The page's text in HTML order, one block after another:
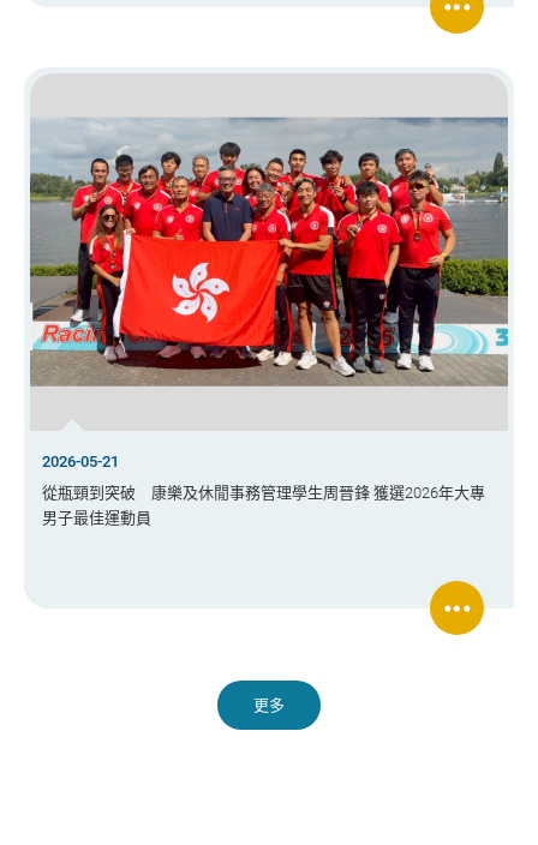
2026-05-21
從瓶頸到突破 康樂及休閒事務管理學生周晉鋒 獲選2026年大專
男子最佳運動員
更多